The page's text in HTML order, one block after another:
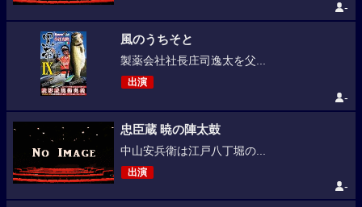
-
風のうちそと
製薬会社社長庄司逸太を父...
出演
-
忠臣蔵 暁の陣太鼓
中山安兵衛は江戸八丁堀の...
出演
-